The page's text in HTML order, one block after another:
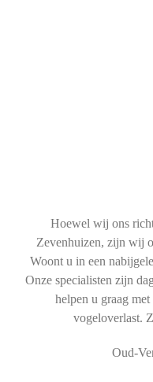
Hoewel wij ons
Zevenhuizen, zijn wij
Woont u in een
Onze specialisten zijn
helpen u graag met
vogeloverlast.
Oud-